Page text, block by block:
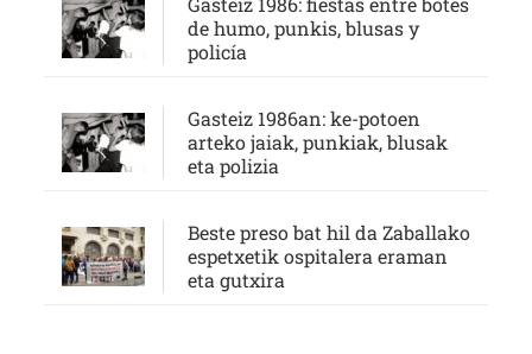
de humo, punkis, blusas y
policía
Gasteiz 1986an: ke-potoen
arteko jaiak, punkiak, blusak
eta polizia
Beste preso bat hil da Zaballako
espetxetik ospitalera eraman
eta gutxira